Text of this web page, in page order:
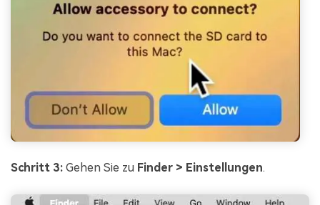
Schritt 3: Gehen Sie zu Finder > Einstellungen.